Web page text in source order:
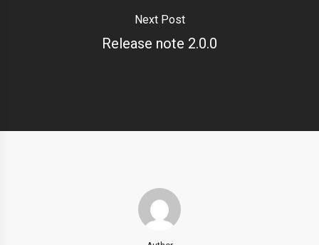
Next Post
Release note 2.0.0